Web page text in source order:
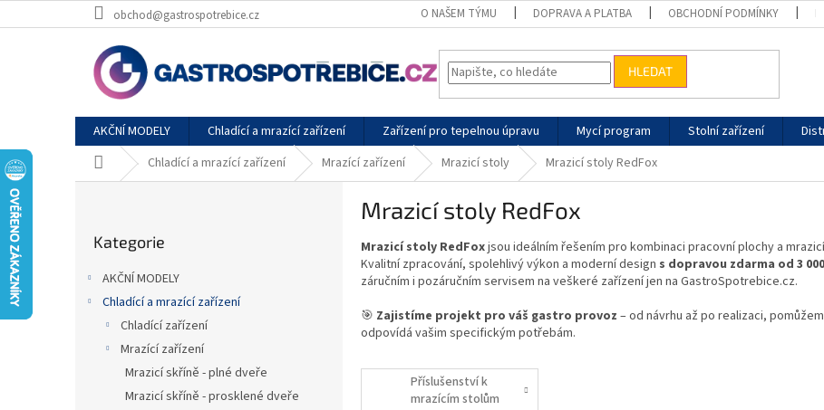
na
obchod@gastrospotrebice.cz O NAŠEM TÝMU DOPRAVA A PLATBA OBCHODNÍ PODMÍNKY
HLEDAT
AKČNÍ MODELY Chladící a mrazící zařízení Zařízení pro tepelnou úpravu Mycí program Stolní zařízení
Domů Chladící a mrazící zařízení Mrazící zařízení Mrazicí stoly Mrazicí stoly RedFox
kategorie
Kategorie
AKČNÍ MODELY
Chladící a mrazící zařízení
Chladící zařízení
Mrazící zařízení
Mrazicí skříně - plné dveře
Mrazicí skříně - prosklené dveře
Mrazicí stoly RedFox
Mrazicí stoly RedFoxjsou ideálním řešením pro kombinaci pracovní plochy a
Kvalitní zpracování, spolehlivý výkon a moderní design s dopravou zdarma od 3
záručním i pozáručním servisem na veškeré zařízení jen na GastroSpotrebice.cz.
🎯 Zajistíme projekt pro váš gastro provoz – od návrhu až po realizaci,
odpovídá vašim specifickým potřebám.
Příslušenství k
mrazícím stolům